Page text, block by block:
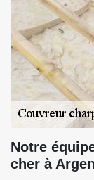
Notre
cher à